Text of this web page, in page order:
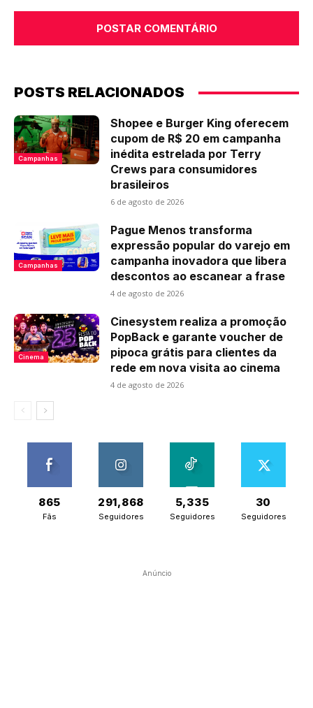
POSTS RELACIONADOS
Campanhas
Shopee e Burger King oferecem
cupom de R$ 20 em campanha
inédita estrelada por Terry
Crews para consumidores
brasileiros
6 de agosto de 2026
Campanhas
Pague Menos transforma
expressão popular do varejo em
campanha inovadora que libera
descontos ao escanear a frase
4 de agosto de 2026
Cinema
Cinesystem realiza a promoção
PopBack e garante voucher de
pipoca grátis para clientes da
rede em nova visita ao cinema
4 de agosto de 2026
865
Fãs
291,868
Seguidores
5,335
Seguidores
30
Seguidores
Anúncio